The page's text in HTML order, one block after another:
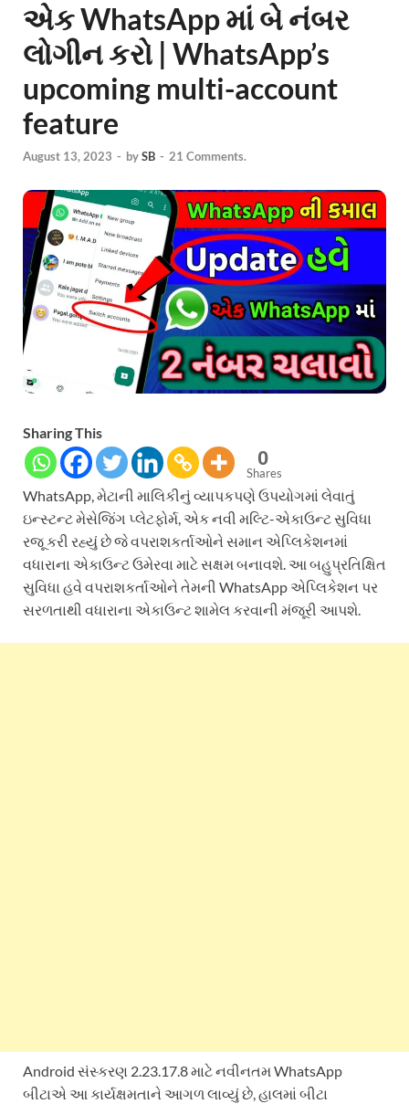
એક WhatsApp માં બે નંબર
લોગીન કરો | WhatsApp’s
upcoming multi-account
feature
August 13, 2023 - bySB - 21 Comments.
Sharing This
0
Shares
WhatsApp, મેટાની માલિકીનું વ્યાપકપણે ઉપયોગમાં લેવાતું
ઇન્સ્ટન્ટ મેસેજિંગ પ્લેટફોર્મ, એક નવી મલ્ટિ-એકાઉન્ટ સુવિધા
રજૂ કરી રહ્યું છે જે વપરાશકર્તાઓને સમાન એપ્લિકેશનમાં
વધારાના એકાઉન્ટ ઉમેરવા માટે સક્ષમ બનાવશે. આ બહુપ્રતિક્ષિત
સુવિધા હવે વપરાશકર્તાઓને તેમની WhatsApp એપ્લિકેશન પર
સરળતાથી વધારાના એકાઉન્ટ શામેલ કરવાની મંજૂરી આપશે.
Android સંસ્કરણ 2.23.17.8 માટે નવીનતમ WhatsApp
બીટાએ આ કાર્યક્ષમતાને આગળ લાવ્યું છે, હાલમાં બીટા